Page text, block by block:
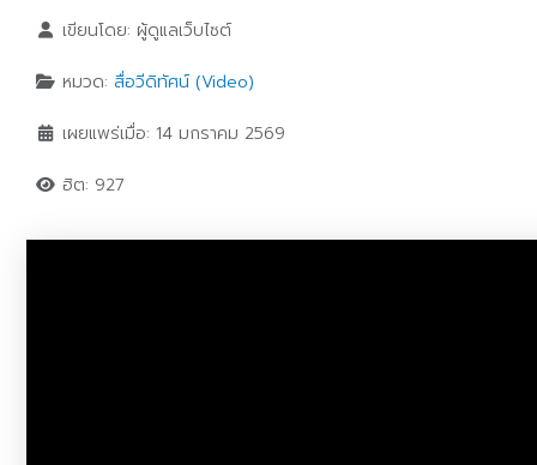
เขียนโดย: ผู้ดูแลเว็บไซต์
หมวด: สื่อวีดิทัศน์ (Video)
เผยแพร่เมื่อ: 14 มกราคม 2569
ฮิต: 927